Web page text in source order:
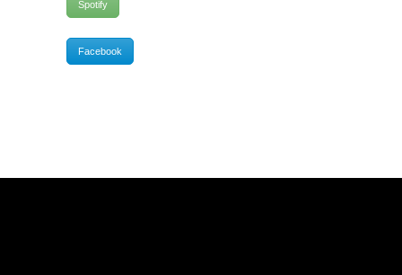
Spotify
Facebook